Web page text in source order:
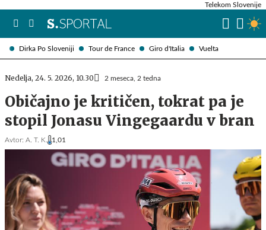
Dirka Po Sloveniji Tour de France Giro d'Italia Vuelta
Telekom Slovenije
Nedelja, 24. 5. 2026, 10.30 2 meseca, 2 tedna
Običajno je kritičen, tokrat pa je
stopil Jonasu Vingegaardu v bran
Avtor: A. T. K. 1,01